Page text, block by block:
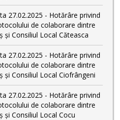
27.02.2025 - Hotărâre privind
de colaborare dintre
și Consiliul Local Căteasca
27.02.2025 - Hotărâre privind
de colaborare dintre
și Consiliul Local Ciofrângeni
27.02.2025 - Hotărâre privind
de colaborare dintre
și Consiliul Local Cocu